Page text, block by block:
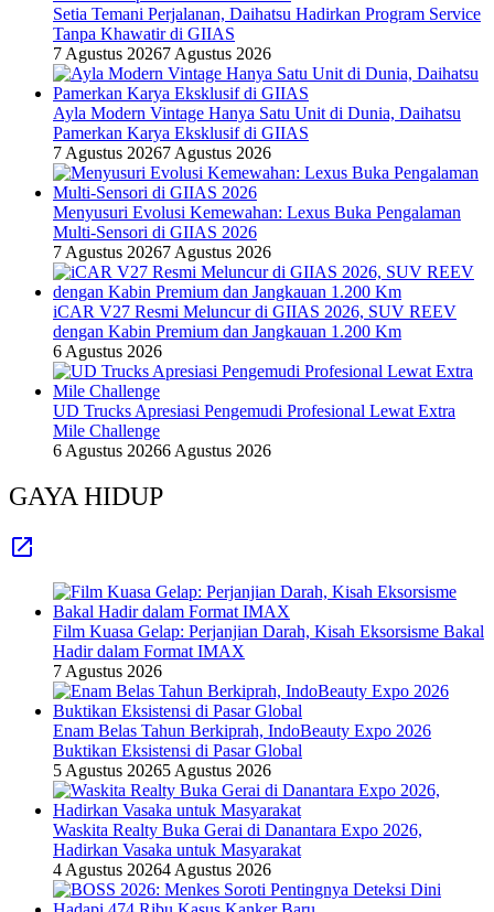
Setia Temani Perjalanan, Daihatsu Hadirkan Program Service
Tanpa Khawatir di GIIAS
7 Agustus 20267 Agustus 2026
Ayla Modern Vintage Hanya Satu Unit di Dunia, Daihatsu
Pamerkan Karya Eksklusif di GIIAS
7 Agustus 20267 Agustus 2026
Menyusuri Evolusi Kemewahan: Lexus Buka Pengalaman
Multi-Sensori di GIIAS 2026
7 Agustus 20267 Agustus 2026
iCAR V27 Resmi Meluncur di GIIAS 2026, SUV REEV
dengan Kabin Premium dan Jangkauan 1.200 Km
6 Agustus 2026
UD Trucks Apresiasi Pengemudi Profesional Lewat Extra
Mile Challenge
6 Agustus 20266 Agustus 2026
GAYA HIDUP
Film Kuasa Gelap: Perjanjian Darah, Kisah Eksorsisme Bakal
Hadir dalam Format IMAX
7 Agustus 2026
Enam Belas Tahun Berkiprah, IndoBeauty Expo 2026
Buktikan Eksistensi di Pasar Global
5 Agustus 20265 Agustus 2026
Waskita Realty Buka Gerai di Danantara Expo 2026,
Hadirkan Vasaka untuk Masyarakat
4 Agustus 20264 Agustus 2026